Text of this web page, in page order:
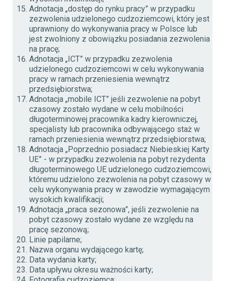
Adnotacja „dostęp do rynku pracy” w przypadku
zezwolenia udzielonego cudzoziemcowi, który jest
uprawniony do wykonywania pracy w Polsce lub
jest zwolniony z obowiązku posiadania zezwolenia
na pracę;
Adnotacja „ICT” w przypadku zezwolenia
udzielonego cudzoziemcowi w celu wykonywania
pracy w ramach przeniesienia wewnątrz
przedsiębiorstwa;
Adnotacja „mobile ICT” jeśli zezwolenie na pobyt
czasowy zostało wydane w celu mobilności
długoterminowej pracownika kadry kierowniczej,
specjalisty lub pracownika odbywającego staż w
ramach przeniesienia wewnątrz przedsiębiorstwa;
Adnotacja „Poprzednio posiadacz Niebieskiej Karty
UE” - w przypadku zezwolenia na pobyt rezydenta
długoterminowego UE udzielonego cudzoziemcowi,
któremu udzielono zezwolenia na pobyt czasowy w
celu wykonywania pracy w zawodzie wymagającym
wysokich kwalifikacji;
Adnotacja „praca sezonowa”, jeśli zezwolenie na
pobyt czasowy zostało wydane ze względu na
pracę sezonową;
Linie papilarne;
Nazwa organu wydającego kartę;
Data wydania karty;
Data upływu okresu ważności karty;